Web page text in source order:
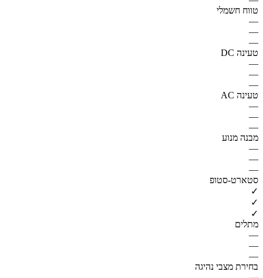
טווח חשמלי
—
—
—
טעינה DC
—
—
—
טעינה AC
—
—
—
מבנה מנוע
—
—
—
סטארט-סטופ
✓
✓
✓
מתלים
—
—
—
בחירת מצבי נהיגה